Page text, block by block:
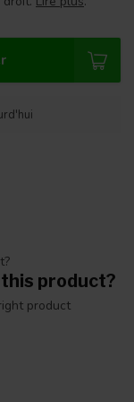
this product?
product